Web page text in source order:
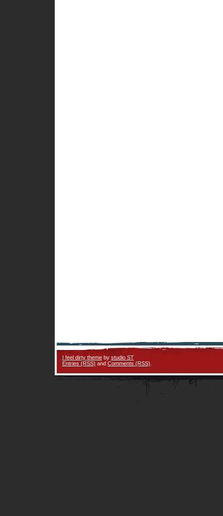
I feel dirty theme by studio ST
Entries (RSS) and Comments (RSS)